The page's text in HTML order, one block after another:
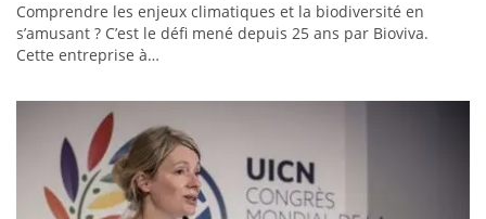
Comprendre les enjeux climatiques et la biodiversité en
s’amusant ? C’est le défi mené depuis 25 ans par Bioviva.
Cette entreprise à…